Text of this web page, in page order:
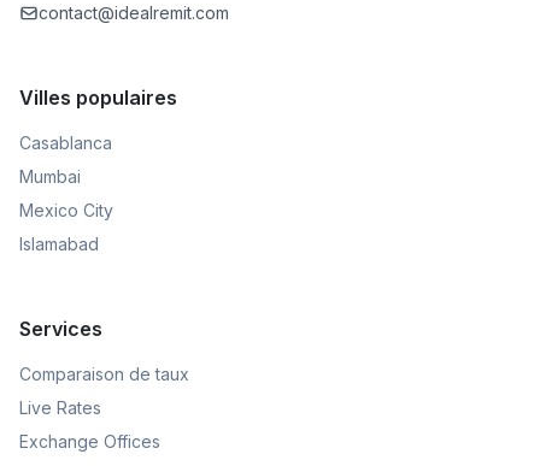
contact@idealremit.com
Villes populaires
Casablanca
Mumbai
Mexico City
Islamabad
Services
Comparaison de taux
Live Rates
Exchange Offices